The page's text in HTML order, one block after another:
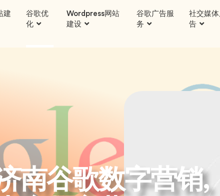
建
谷歌优
化
Wordpress网站
建设
谷歌广告服
务
社交媒
告
南谷歌数字营销,